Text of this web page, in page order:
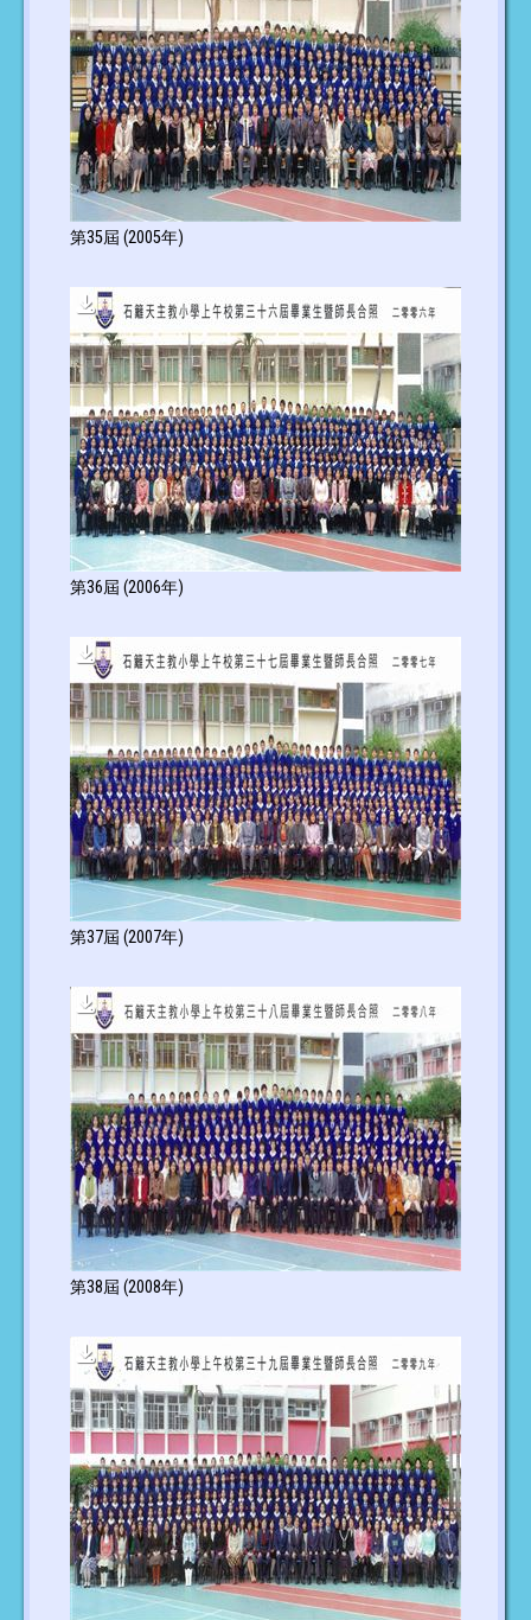
第35屆 (2005年)
第36屆 (2006年)
第37屆 (2007年)
第38屆 (2008年)